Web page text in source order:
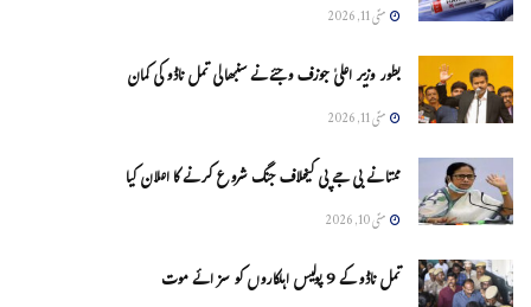
مئی 11, 2026
بطور وزیر اعلیٰ جوزف وجئے نے سنبھالی تمل ناڈو کی کمان
مئی 11, 2026
ممتا نے بی جے پی کیخلاف جنگ شروع کرنے کا اعلان کیا
مئی 10, 2026
تمل ناڈو کے 9 پولیس اہلکاروں کو سزائے موت